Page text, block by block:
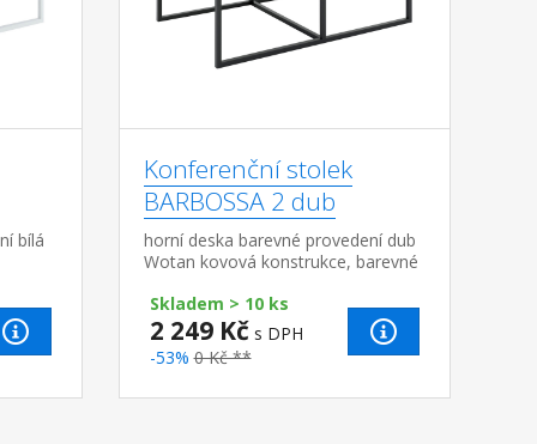
bílá
Konferenční stolek
BARBOSSA 2 dub
horní deska barevné provedení dub
Wotan kovová konstrukce, barevné
× 2 cm
Skladem > 10 ks
2 249 Kč s DPH
-53% 0 Kč **